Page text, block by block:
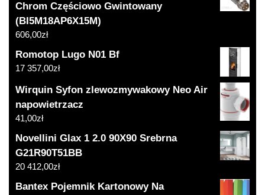
Chrom Częściowo Gwintowany
(BI5M18AP6X15M)
606,00zł
Romotop Lugo N01 Bf
17 357,00zł
Wirquin Syfon zlewozmywakowy Neo Air
napowietrzacz
41,00zł
Novellini Glax 1 2.0 90X90 Srebrna
G21R90T51BB
20 412,00zł
Bantex Pojemnik Kartonowy Na